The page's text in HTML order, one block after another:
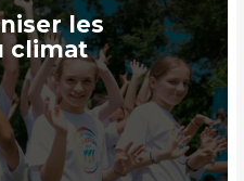
les
climat